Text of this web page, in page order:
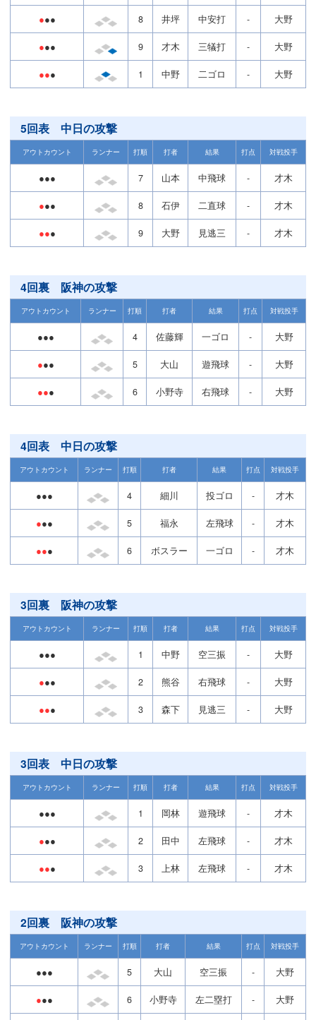
●●● 8 井坪 中安打 - 大野
●●● 9 才木 三犠打 - 大野
●●● 1 中野 二ゴロ - 大野
5回表 中日の攻撃
アウトカウント ランナー 打順 打者 結果 打点 対戦投手
●●● 7 山本 中飛球 - 才木
●●● 8 石伊 二直球 - 才木
●●● 9 大野 見逃三 - 才木
4回裏 阪神の攻撃
アウトカウント ランナー 打順 打者 結果 打点 対戦投手
●●● 4 佐藤輝 一ゴロ - 大野
●●● 5 大山 遊飛球 - 大野
●●● 6 小野寺 右飛球 - 大野
4回表 中日の攻撃
アウトカウント ランナー 打順 打者 結果 打点 対戦投手
●●● 4 細川 投ゴロ - 才木
●●● 5 福永 左飛球 - 才木
●●● 6 ボスラー 一ゴロ - 才木
3回裏 阪神の攻撃
アウトカウント ランナー 打順 打者 結果 打点 対戦投手
●●● 1 中野 空三振 - 大野
●●● 2 熊谷 右飛球 - 大野
●●● 3 森下 見逃三 - 大野
3回表 中日の攻撃
アウトカウント ランナー 打順 打者 結果 打点 対戦投手
●●● 1 岡林 遊飛球 - 才木
●●● 2 田中 左飛球 - 才木
●●● 3 上林 左飛球 - 才木
2回裏 阪神の攻撃
アウトカウント ランナー 打順 打者 結果 打点 対戦投手
●●● 5 大山 空三振 - 大野
●●● 6 小野寺 左二塁打 - 大野